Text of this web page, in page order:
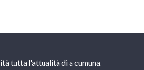
tutta l'attualità di a cumuna.